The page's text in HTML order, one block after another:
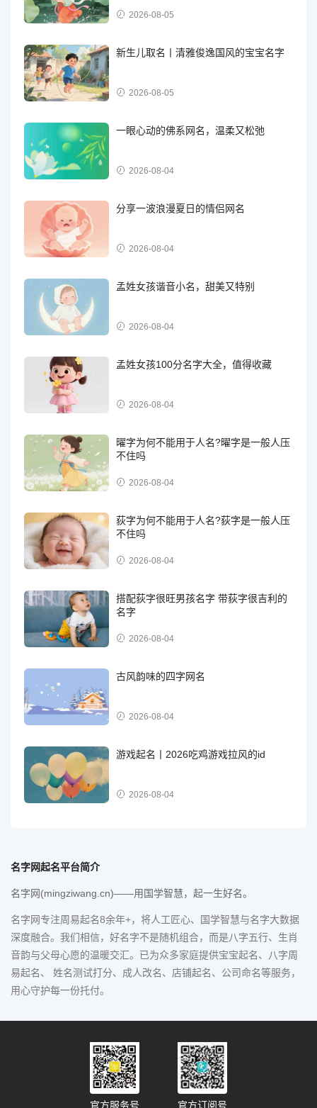
2026-08-05
新生儿取名丨清雅俊逸国风的宝宝名字
2026-08-05
一眼心动的佛系网名，温柔又松弛
2026-08-04
分享一波浪漫夏日的情侣网名
2026-08-04
孟姓女孩谐音小名，甜美又特别
2026-08-04
孟姓女孩100分名字大全，值得收藏
2026-08-04
曜字为何不能用于人名?曜字是一般人压
不住吗
2026-08-04
荻字为何不能用于人名?荻字是一般人压
不住吗
2026-08-04
搭配荻字很旺男孩名字 带荻字很吉利的
名字
2026-08-04
古风韵味的四字网名
2026-08-04
游戏起名丨2026吃鸡游戏拉风的id
2026-08-04
名字网起名平台简介
名字网(mingziwang.cn)——用国学智慧，起一生好名。
名字网专注周易起名8余年+，将人工匠心、国学智慧与名字大数据
深度融合。我们相信，好名字不是随机组合，而是八字五行、生肖
音韵与父母心愿的温暖交汇。已为众多家庭提供宝宝起名、八字周
易起名、 姓名测试打分、成人改名、店铺起名、公司命名等服务，
用心守护每一份托付。
官方服务号 官方订阅号